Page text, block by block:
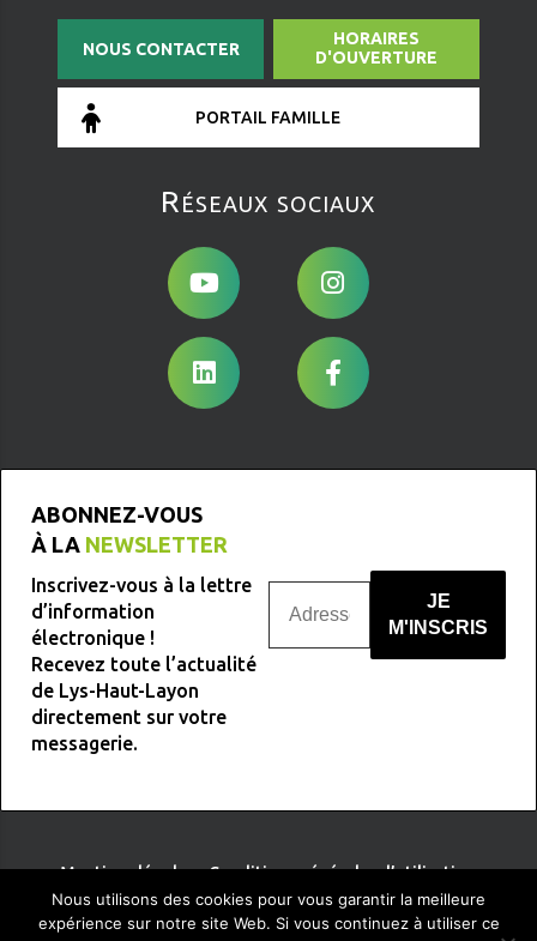
NOUS CONTACTER
HORAIRES
D'OUVERTURE
PORTAIL FAMILLE
Réseaux sociaux
ABONNEZ-VOUS
À LA NEWSLETTER
Inscrivez-vous à la lettre
d’information
électronique !
Recevez toute l’actualité
de Lys-Haut-Layon
directement sur votre
messagerie.
Mentions légales-Conditions générales d’utilisation
Nous utilisons des cookies pour vous garantir la meilleure
expérience sur notre site Web. Si vous continuez à utiliser ce